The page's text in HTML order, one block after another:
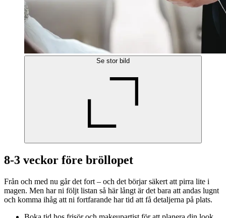
Se stor bild
8-3 veckor före bröllopet
Från och med nu går det fort – och det börjar säkert att pirra lite i
magen. Men har ni följt listan så här långt är det bara att andas lugnt
och komma ihåg att ni fortfarande har tid att få detaljerna på plats.